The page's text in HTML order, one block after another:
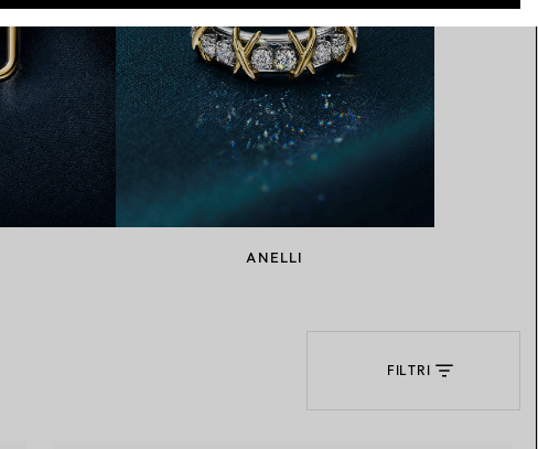
Elsa Peretti®
Come scegliere il tuo anello di
fidanzamento
ANELLI
FILTRI